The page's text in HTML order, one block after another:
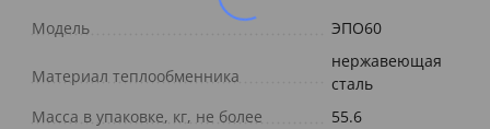
Модель
ЭПО60
Материал теплообменника
нержавеющая
сталь
Масса в упаковке, кг, не более
55.6